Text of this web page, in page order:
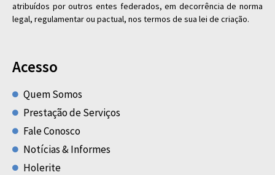
atribuídos por outros entes federados, em decorrência de norma
legal, regulamentar ou pactual, nos termos de sua lei de criação.
Acesso
Quem Somos
Prestação de Serviços
Fale Conosco
Notícias & Informes
Holerite